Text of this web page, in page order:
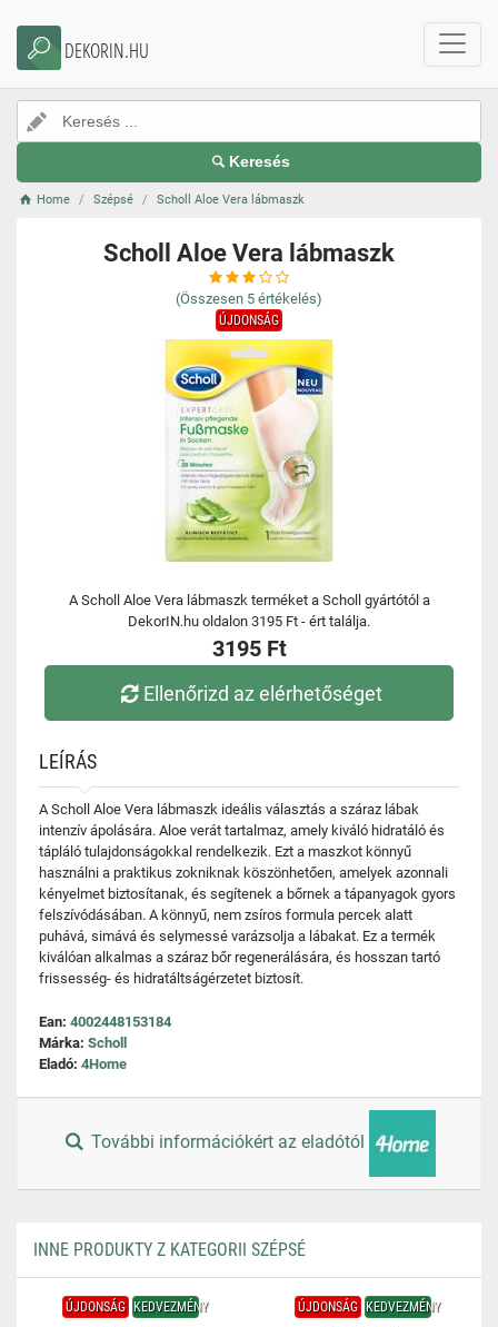
DEKORIN.HU
Keresés
Home Szépsé Scholl Aloe Vera lábmaszk
Scholl Aloe Vera lábmaszk
(Összesen 5 értékelés)
ÚJDONSÁG
A Scholl Aloe Vera lábmaszk terméket a Scholl gyártótól a
DekorIN.hu oldalon 3195 Ft - ért találja.
3195 Ft
Ellenőrizd az elérhetőséget
LEÍRÁS
A Scholl Aloe Vera lábmaszk ideális választás a száraz lábak
intenzív ápolására. Aloe verát tartalmaz, amely kiváló hidratáló és
tápláló tulajdonságokkal rendelkezik. Ezt a maszkot könnyű
használni a praktikus zokniknak köszönhetően, amelyek azonnali
kényelmet biztosítanak, és segítenek a bőrnek a tápanyagok gyors
felszívódásában. A könnyű, nem zsíros formula percek alatt
puhává, simává és selymessé varázsolja a lábakat. Ez a termék
kiválóan alkalmas a száraz bőr regenerálására, és hosszan tartó
frissesség- és hidratáltságérzetet biztosít.
Ean: 4002448153184
Márka: Scholl
Eladó: 4Home
További információkért az eladótól
INNE PRODUKTY Z KATEGORII SZÉPSÉ
ÚJDONSÁG KEDVEZMÉNY ÚJDONSÁG KEDVEZMÉNY